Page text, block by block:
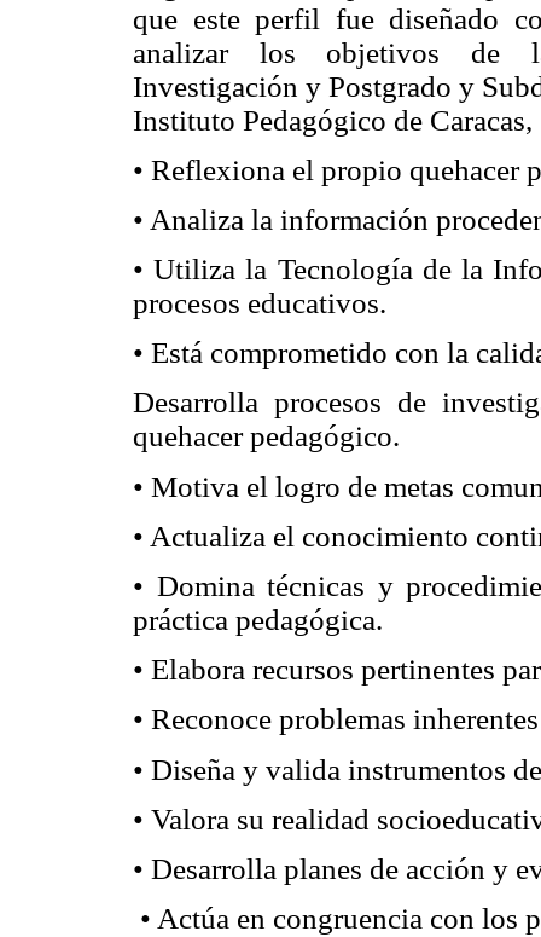
que este perfil fue diseñado
analizar los objetivos de
Investigación y Postgrado y
Instituto Pedagógico de
• Reflexiona el propio quehacer
• Analiza la información
• Utiliza la Tecnología de la
procesos educativos.
• Está comprometido con la
Desarrolla procesos de
quehacer pedagógico.
• Motiva el logro de metas
• Actualiza el conocimiento
• Domina técnicas y
práctica pedagógica.
• Elabora recursos pertinentes
• Reconoce problemas
• Diseña y valida instrumentos
• Valora su realidad
• Desarrolla planes de acción y
• Actúa en congruencia con los